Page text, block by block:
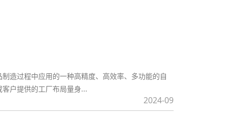
2024-09